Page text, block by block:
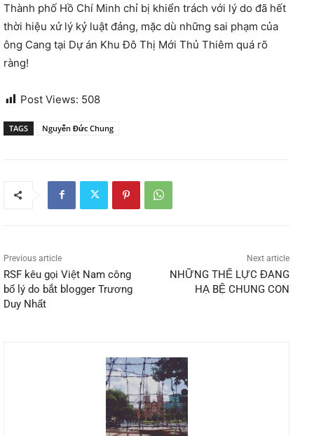
Thành phố Hồ Chí Minh chỉ bị khiển trách với lý do đã hết
thời hiệu xử lý kỷ luật đảng, mặc dù những sai phạm của
ông Cang tại Dự án Khu Đô Thị Mới Thủ Thiêm quá rõ
ràng!
Post Views: 508
TAGS Nguyễn Đức Chung
Previous article
RSF kêu gọi Việt Nam công
bố lý do bắt blogger Trương
Duy Nhất
Next article
NHỮNG THẾ LỰC ĐANG
HẠ BỆ CHUNG CON